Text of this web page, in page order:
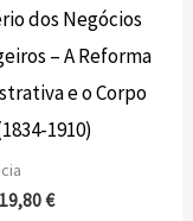
dos Negócios
– A Reforma
e o Corpo
1910)
19,80€